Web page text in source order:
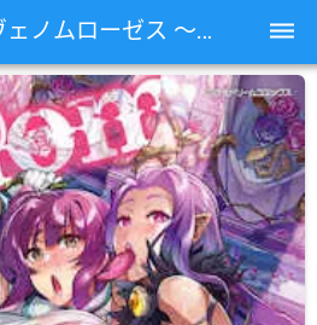
[波止場茜] ヴェノムローゼス 〜綺麗な薔薇には淫毒がある〜 dehaze